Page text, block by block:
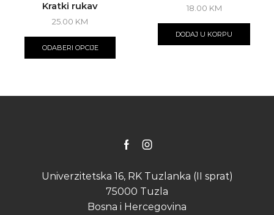
Kratki rukav
25.00 KM
ODABERI OPCIJE
chosen
on
product
page
18.00 KM
DODAJ U KORPU
FacebookInstagram
Univerzitetska 16, RK Tuzlanka (II sprat)
75000 Tuzla
Bosna i Hercegovina